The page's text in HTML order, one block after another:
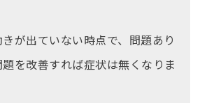
が出ていない時点で、問題あり
を改善すれば症状は無くなりま